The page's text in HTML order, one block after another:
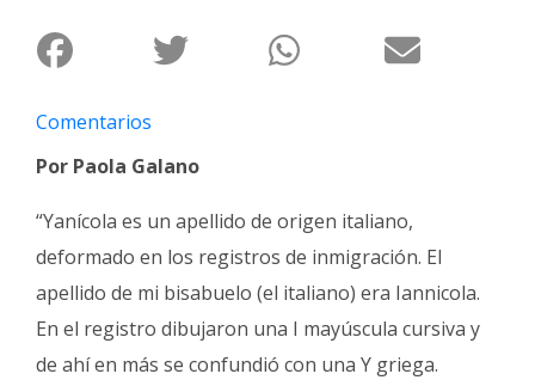
Familia
Fúnebres
Comentarios
Por Paola Galano
“Yanícola es un apellido de origen italiano,
deformado en los registros de inmigración. El
apellido de mi bisabuelo (el italiano) era Iannicola.
En el registro dibujaron una I mayúscula cursiva y
de ahí en más se confundió con una Y griega.